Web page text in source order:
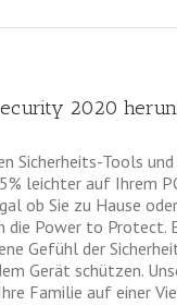
2020
Sicherheits-Tools
leichter auf Ihrem
ob Sie zu Hause
die Power to Protect.
Gefühl der
Gerät schützen.
Familie auf einer